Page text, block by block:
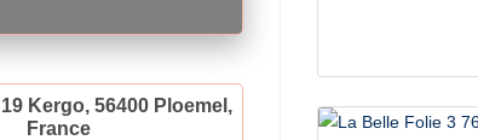
19 Kergo, 56400 Ploemel,
France